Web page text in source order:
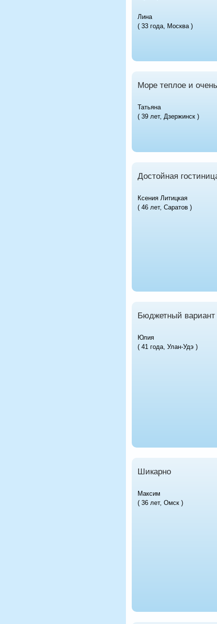
Лина
( 33 года, Москва )
Море теплое и
Татьяна
( 39 лет, Дзержинск )
Достойная
Ксения Литицкая
( 46 лет, Саратов )
Бюджетный вариант
Юлия
( 41 года, Улан-Удэ )
Шикарно
Максим
( 36 лет, Омск )